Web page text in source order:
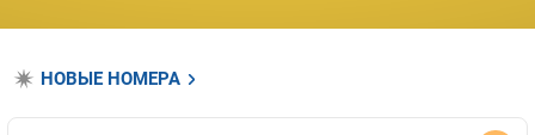
Тарифы
Номера
МЕГАФОН
Тарифы
Йота
НОВЫЕ НОМЕРА